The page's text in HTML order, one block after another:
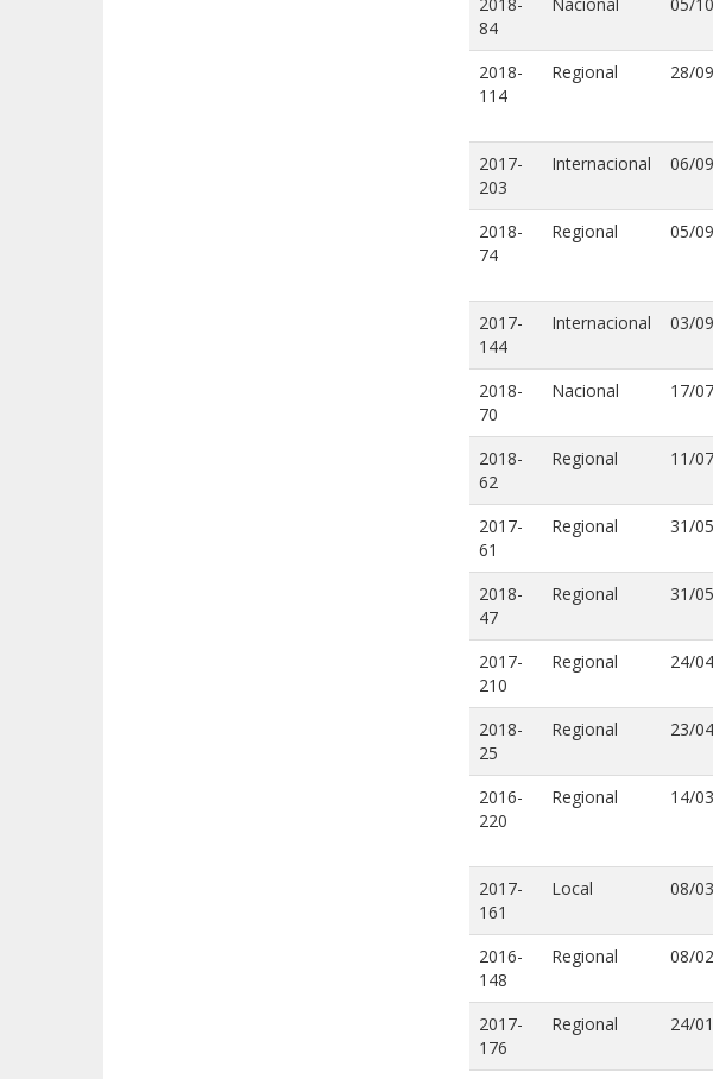
2018-
84
Nacional 05/
2018-
114
Regional 28/
2017-
203
Internacional 06/
2018-
74
Regional 05/
2017-
144
Internacional 03/
2018-
70
Nacional 17/
2018-
62
Regional 11/
2017-
61
Regional 31/
2018-
47
Regional 31/
2017-
210
Regional 24/
2018-
25
Regional 23/
2016-
220
Regional 14/
2017-
161
Local 08/
2016-
148
Regional 08/
2017-
176
Regional 24/